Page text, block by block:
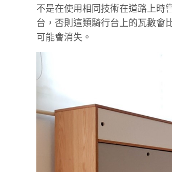
不是在使用相同技術在道路上時
台，否則這類騎行台上的瓦數會
可能會消失。